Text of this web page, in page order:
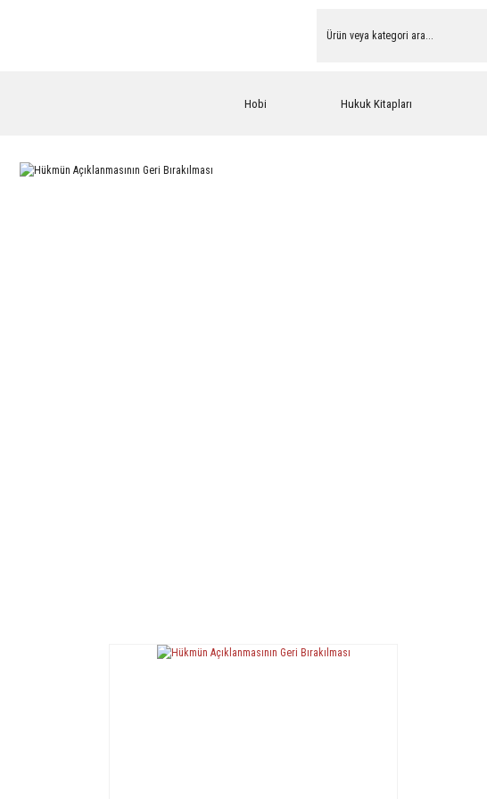
Hobi Hukuk Kitapları